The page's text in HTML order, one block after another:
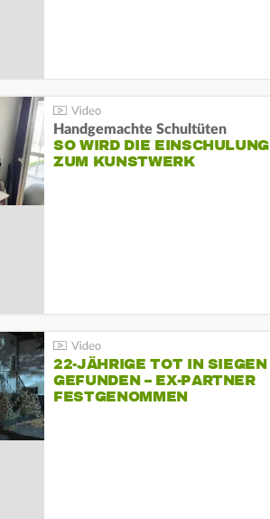
Handgemachte Schultüten
SO WIRD DIE EINSCHULUNG
ZUM KUNSTWERK
22-JÄHRIGE TOT IN SIEGEN
GEFUNDEN – EX-PARTNER
FESTGENOMMEN